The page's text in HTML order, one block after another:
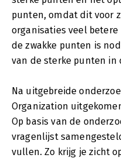
punten, omdat dit voor
organisaties veel
de zwakke punten is
van de sterke punten in
Na uitgebreide
Organization
Op basis van de
vragenlijst
vullen. Zo krijg je zicht